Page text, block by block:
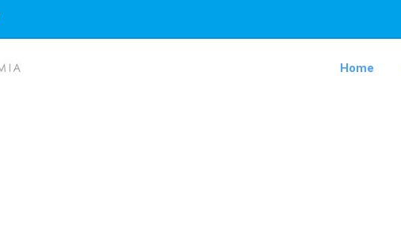
Home